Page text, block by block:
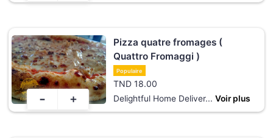
Pizza quatre fromages (
Quattro Fromaggi )
Populaire
TND 18.00
Delightful Home Deliver... Voir plus
- +